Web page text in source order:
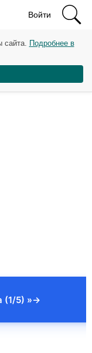
Войти
(1/5) »
сайта. Подробнее в